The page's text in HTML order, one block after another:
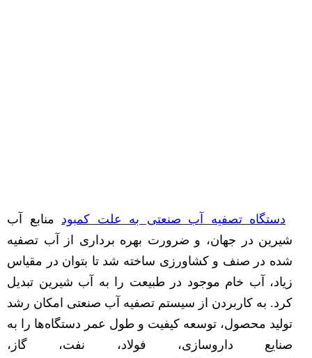
دستگاه تصفیه آب صنعتی به علت کمبود منابع آب
شیرین در جهان، و ضرورت بهره برداری از آب تصفیه
شده در صنف و کشاورزی ساخته شد تا بتوان در مقیاس
زیاد، آب خام موجود در طبیعت را به آب شیرین تبدیل
کرد. به کاربردن از سیستم تصفیه آب صنعتی امکان رشد
تولید محصول، توسعه کیفیت و طول عمر دستگاه‌ها را به
صنایع داروسازی، فولاد، نفت، گاز،